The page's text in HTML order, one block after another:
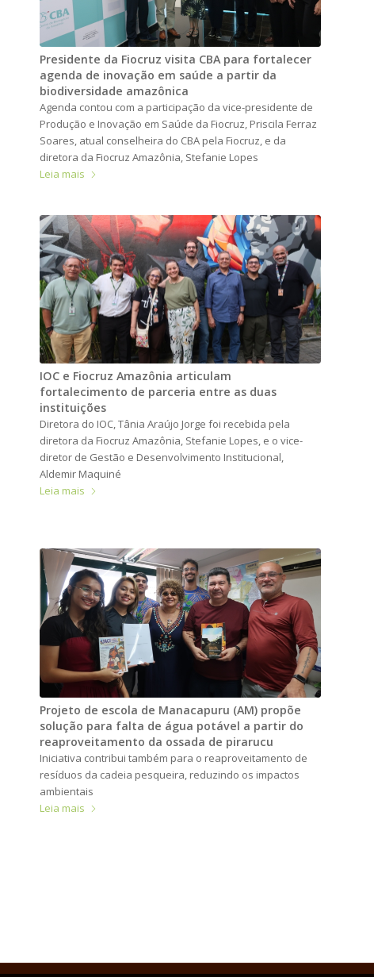
Presidente da Fiocruz visita CBA para fortalecer
agenda de inovação em saúde a partir da
biodiversidade amazônica
Agenda contou com a participação da vice-presidente de
Produção e Inovação em Saúde da Fiocruz, Priscila Ferraz
Soares, atual conselheira do CBA pela Fiocruz, e da
diretora da Fiocruz Amazônia, Stefanie Lopes
Leia mais
IOC e Fiocruz Amazônia articulam
fortalecimento de parceria entre as duas
instituições
Diretora do IOC, Tânia Araújo Jorge foi recebida pela
diretora da Fiocruz Amazônia, Stefanie Lopes, e o vice-
diretor de Gestão e Desenvolvimento Institucional,
Aldemir Maquiné
Leia mais
Projeto de escola de Manacapuru (AM) propõe
solução para falta de água potável a partir do
reaproveitamento da ossada de pirarucu
Iniciativa contribui também para o reaproveitamento de
resíduos da cadeia pesqueira, reduzindo os impactos
ambientais
Leia mais